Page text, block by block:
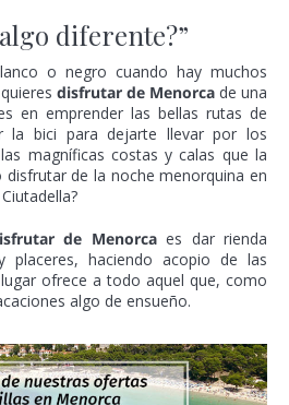
diferente?”
o negro cuando hay muchos
disfrutar de Menorca de una
en emprender las bellas rutas de
la bici para dejarte llevar por los
magníficas costas y calas que la
de la noche menorquina en
de Menorcaes dar rienda
placeres, haciendo acopio de las
ofrece a todo aquel que, como
algo de ensueño.